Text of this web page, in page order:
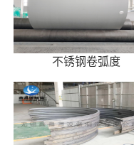
不锈钢卷弧度